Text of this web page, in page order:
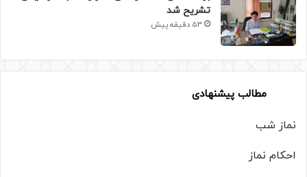
تشریح شد
53 دقیقه پیش
مطالب پیشنهادی
نماز شب
احکام نماز